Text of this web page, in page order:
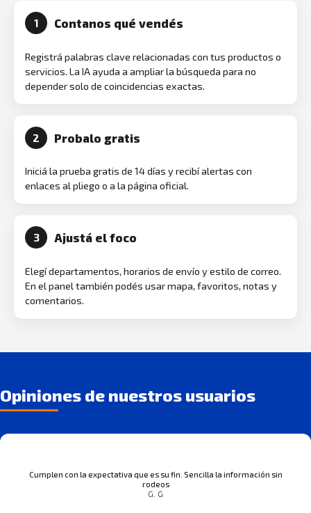
1 Contanos qué vendés
Registrá palabras clave relacionadas con tus productos o
servicios. La IA ayuda a ampliar la búsqueda para no
depender solo de coincidencias exactas.
2 Probalo gratis
Iniciá la prueba gratis de 14 días y recibí alertas con
enlaces al pliego o a la página oficial.
3 Ajustá el foco
Elegí departamentos, horarios de envío y estilo de correo.
En el panel también podés usar mapa, favoritos, notas y
comentarios.
Opiniones de nuestros usuarios
Cumplen con la expectativa que es su fin. Sencilla la información sin
rodeos
G. G